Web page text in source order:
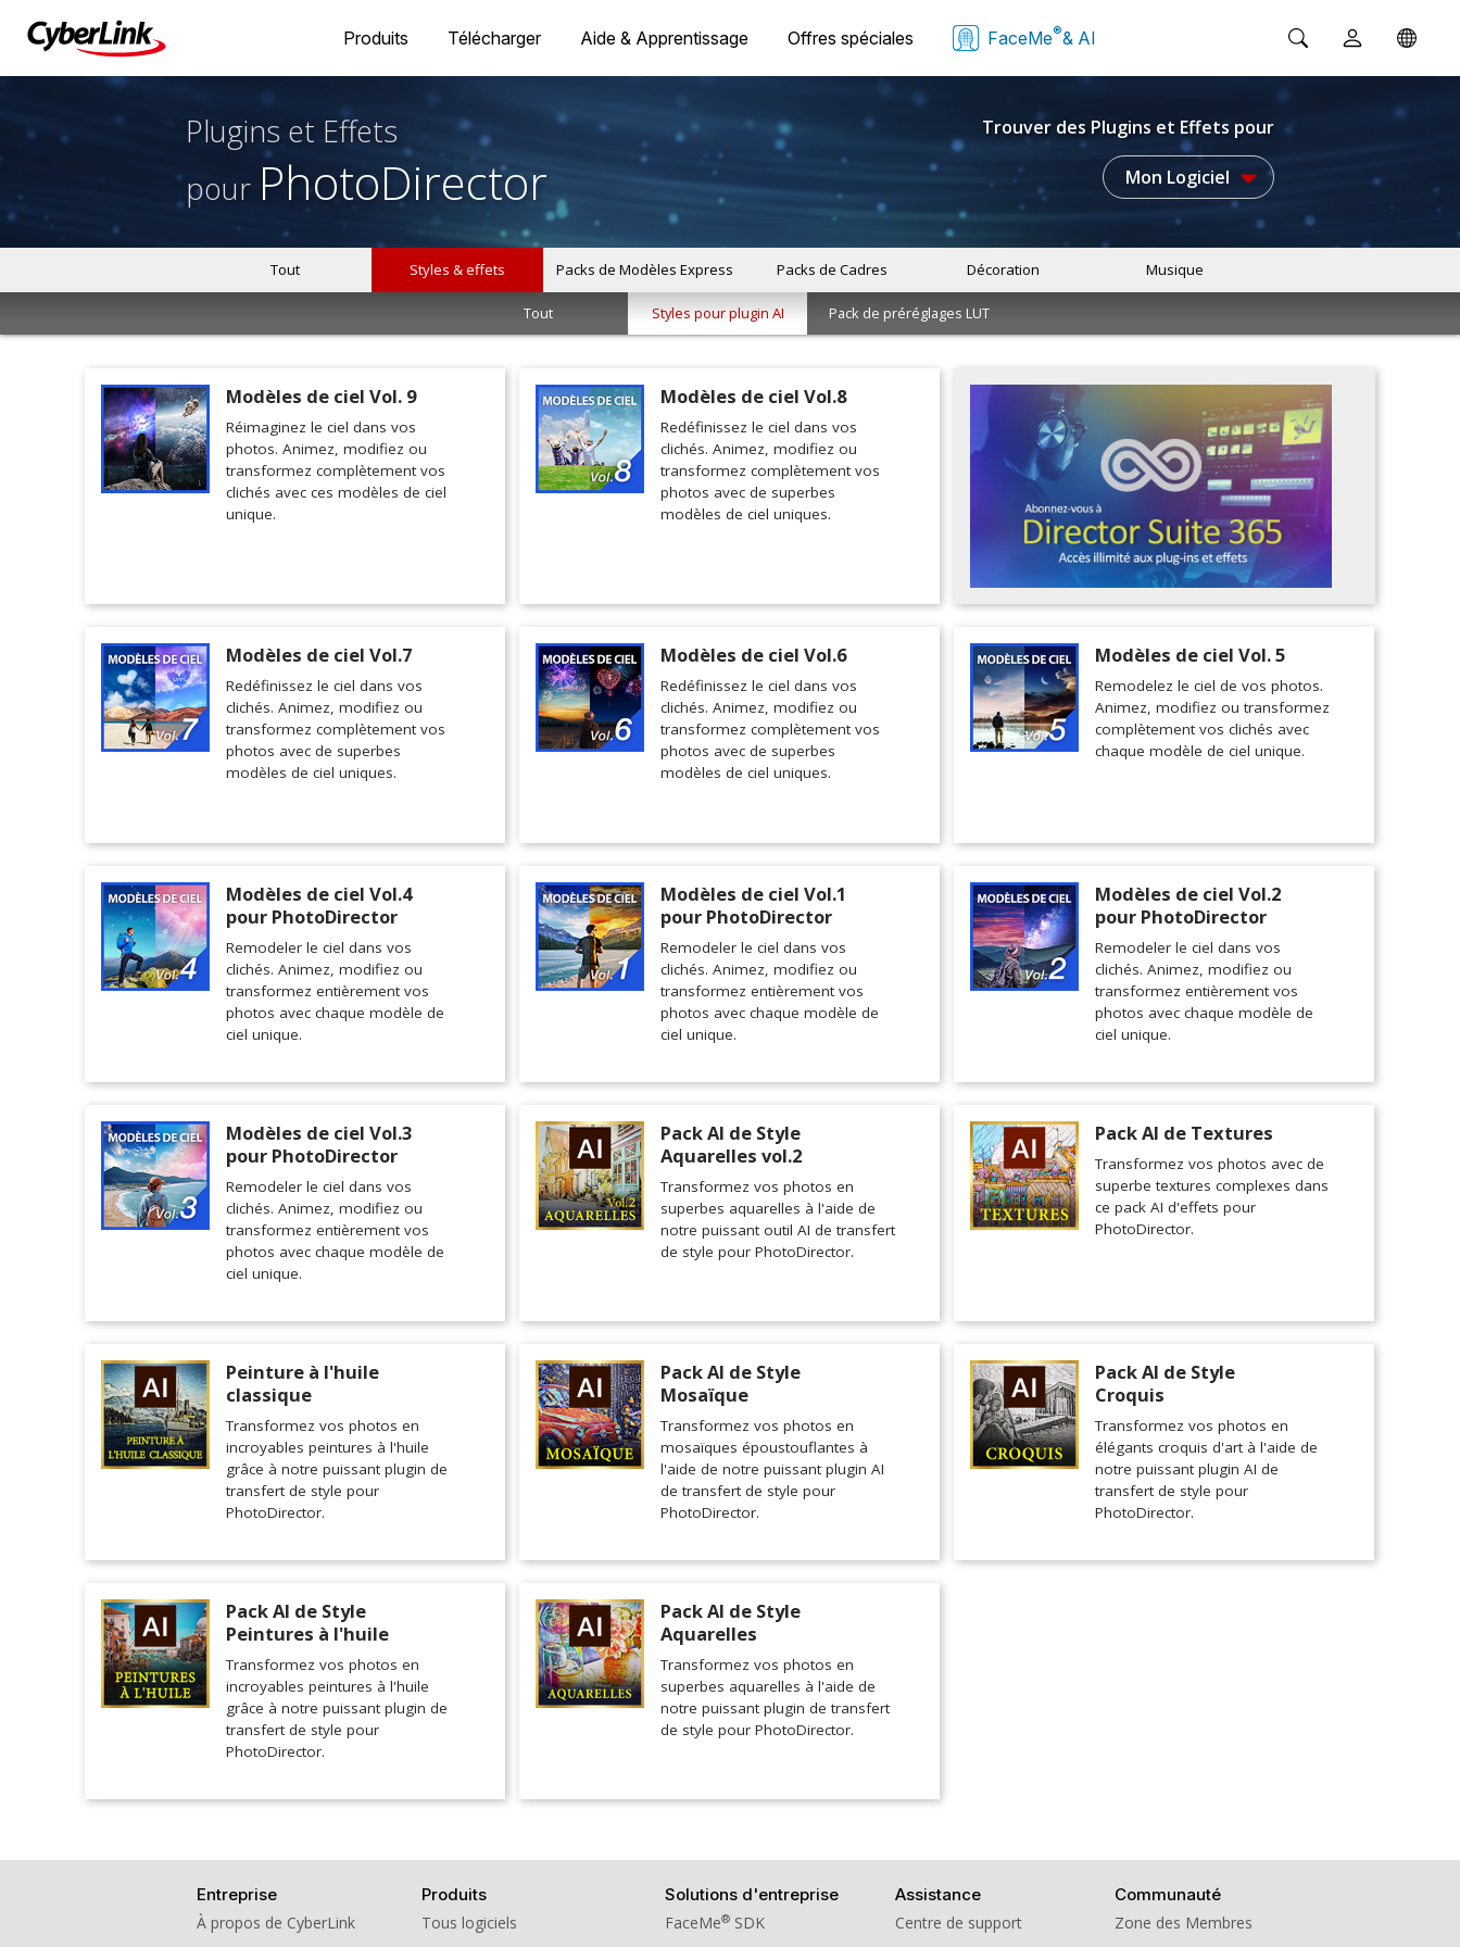
Produits Télécharger Aide & Apprentissage Offres spéciales FaceMe®& AI
Plugins et Effets
pour PhotoDirector
Trouver des Plugins et Effets pour
Mon Logiciel
Tout Styles & effets Packs de Modèles Express Packs de Cadres Décoration Musique
Tout Styles pour plugin AI Pack de préréglages LUT
Modèles de ciel Vol. 9
Réimaginez le ciel dans vos
photos. Animez, modifiez ou
transformez complètement vos
clichés avec ces modèles de ciel
unique.
Modèles de ciel Vol.8
Redéfinissez le ciel dans vos
clichés. Animez, modifiez ou
transformez complètement vos
photos avec de superbes
modèles de ciel uniques.
Modèles de ciel Vol.7
Redéfinissez le ciel dans vos
clichés. Animez, modifiez ou
transformez complètement vos
photos avec de superbes
modèles de ciel uniques.
Modèles de ciel Vol.6
Redéfinissez le ciel dans vos
clichés. Animez, modifiez ou
transformez complètement vos
photos avec de superbes
modèles de ciel uniques.
Modèles de ciel Vol. 5
Remodelez le ciel de vos photos.
Animez, modifiez ou transformez
complètement vos clichés avec
chaque modèle de ciel unique.
Modèles de ciel Vol.4
pour PhotoDirector
Remodeler le ciel dans vos
clichés. Animez, modifiez ou
transformez entièrement vos
photos avec chaque modèle de
ciel unique.
Modèles de ciel Vol.1
pour PhotoDirector
Remodeler le ciel dans vos
clichés. Animez, modifiez ou
transformez entièrement vos
photos avec chaque modèle de
ciel unique.
Modèles de ciel Vol.2
pour PhotoDirector
Remodeler le ciel dans vos
clichés. Animez, modifiez ou
transformez entièrement vos
photos avec chaque modèle de
ciel unique.
Modèles de ciel Vol.3
pour PhotoDirector
Remodeler le ciel dans vos
clichés. Animez, modifiez ou
transformez entièrement vos
photos avec chaque modèle de
ciel unique.
Pack AI de Style
Aquarelles vol.2
Transformez vos photos en
superbes aquarelles à l'aide de
notre puissant outil AI de transfert
de style pour PhotoDirector.
Pack AI de Textures
Transformez vos photos avec de
superbe textures complexes dans
ce pack AI d'effets pour
PhotoDirector.
Peinture à l'huile
classique
Transformez vos photos en
incroyables peintures à l'huile
grâce à notre puissant plugin de
transfert de style pour
PhotoDirector.
Pack AI de Style
Mosaïque
Transformez vos photos en
mosaïques époustouflantes à
l'aide de notre puissant plugin AI
de transfert de style pour
PhotoDirector.
Pack AI de Style
Croquis
Transformez vos photos en
élégants croquis d'art à l'aide de
notre puissant plugin AI de
transfert de style pour
PhotoDirector.
Pack AI de Style
Peintures à l'huile
Transformez vos photos en
incroyables peintures à l'huile
grâce à notre puissant plugin de
transfert de style pour
PhotoDirector.
Pack AI de Style
Aquarelles
Transformez vos photos en
superbes aquarelles à l'aide de
notre puissant plugin de transfert
de style pour PhotoDirector.
Entreprise
À propos de CyberLink
Produits
Tous logiciels
Solutions d'entreprise
FaceMe®SDK
Assistance
Centre de support
Communauté
Zone des Membres